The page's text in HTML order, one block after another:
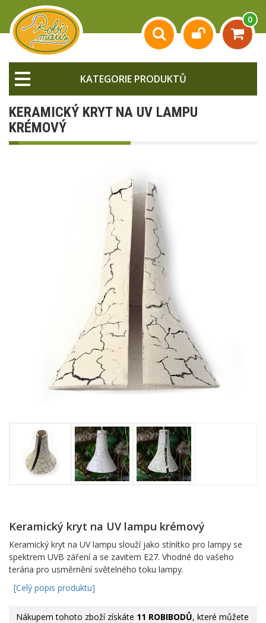
0
KATEGORIE PRODUKTŮ
KERAMICKÝ KRYT NA UV LAMPU
KRÉMOVÝ
Keramický kryt na UV lampu krémový
Keramický kryt na UV lampu slouží jako stínítko pro lampy se
spektrem UVB záření a se zavitem E27. Vhodné do vašeho
terária pro usměrnění světelného toku lampy.
[Celý popis produktu]
Nákupem tohoto zboží získáte 11 ROBIBODŮ, které můžete